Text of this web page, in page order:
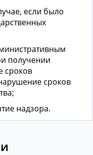
если было
получении
сроков
сроков
надзора.